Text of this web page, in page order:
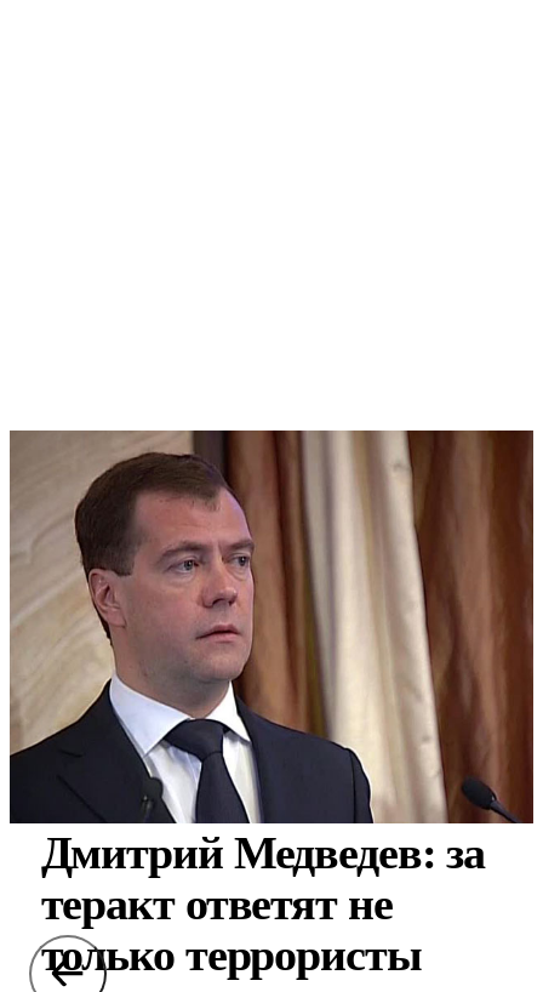
Дмитрий Медведев: за
теракт ответят не
только террористы